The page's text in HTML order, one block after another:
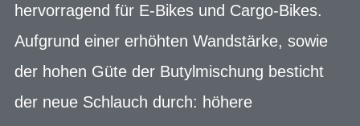
hervorragend für E-Bikes und Cargo-Bikes.
Aufgrund einer erhöhten Wandstärke, sowie
der hohen Güte der Butylmischung besticht
der neue Schlauch durch: höhere